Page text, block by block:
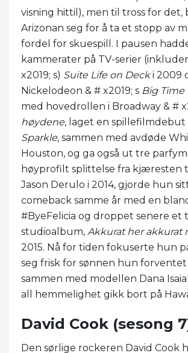
visning hittil), men til tross for det,
Arizonan seg for å ta et stopp av
fordel for skuespill. I pausen
kammerater på TV-serier
x2019; s) Suite Life on Decki 2009
Nickelodeon & # x2019; s Big Time
med hovedrollen i Broadway & #
høydene, laget en spillefilmdebut
Sparkle, sammen med avdøde
Houston, og ga også ut tre
høyprofilt splittelse fra kjæresten
Jason Derulo i 2014, gjorde hun
comeback samme år med en
#ByeFelicia og droppet senere et
studioalbum, Akkurat her akkurat
2015. Nå for tiden fokuserte hun
seg frisk for sønnen hun forventet
sammen med modellen Dana
all hemmelighet gikk bort på
David Cook (sesong
Den sørlige rockeren David Cook